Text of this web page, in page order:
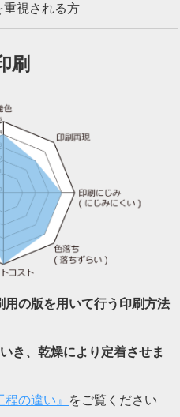
重視される方
刷
の版を用いて行う印刷方法
き、乾燥により定着させま
程の違い』 をご覧ください